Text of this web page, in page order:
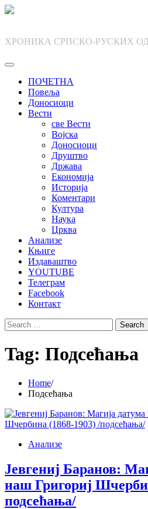
Skip
ХРОНИКА СРПСКО-РУСКИХ
ПОЧЕТНА
Повеља
Доносиоци
Вести
све Вести
Војска
Доносиоци
Друштво
Држава
Економија
Историја
Коментари
Култура
Наука
Црква
Анализе
Књиге
Издаваштво
YOUTUBE
Телеграм
Facebook
Контакт
Search
for:
Tag: Подсећања
Home
Подсећања
Анализе
Јевгениј Баранов:
наш Григориј
подсећања/